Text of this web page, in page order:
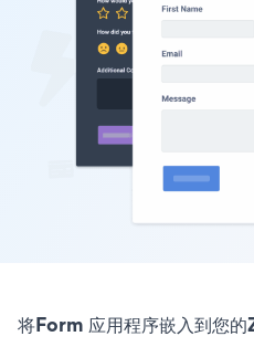
将Form 应用程序嵌入到您